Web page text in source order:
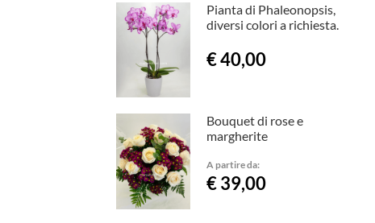
Pianta di Phaleonopsis,
diversi colori a richiesta.
€ 40,00
Bouquet di rose e
margherite
A partire da:
€ 39,00